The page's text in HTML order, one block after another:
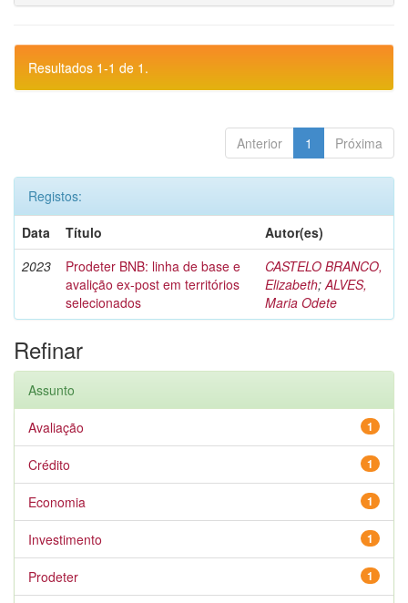
Resultados 1-1 de 1.
Anterior 1 Próxima
Registos:
Data
Título
Autor(es)
2023
Prodeter BNB: linha de base e
avalição ex-post em territórios
selecionados
CASTELO BRANCO,
Elizabeth;ALVES,
Maria Odete
Refinar
Assunto
1
Avaliação
1
Crédito
1
Economia
1
Investimento
1
Prodeter